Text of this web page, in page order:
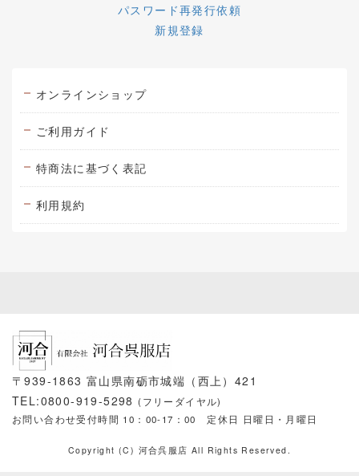
パスワード再発行依頼
新規登録
オンラインショップ
ご利用ガイド
特商法に基づく表記
利用規約
〒939-1863 富山県南砺市城端（西上）421
TEL:0800-919-5298(フリーダイヤル)
お問い合わせ受付時間 10：00-17：00 定休日 日曜日・月曜日
Copyright (C) 河合呉服店 All Rights Reserved.